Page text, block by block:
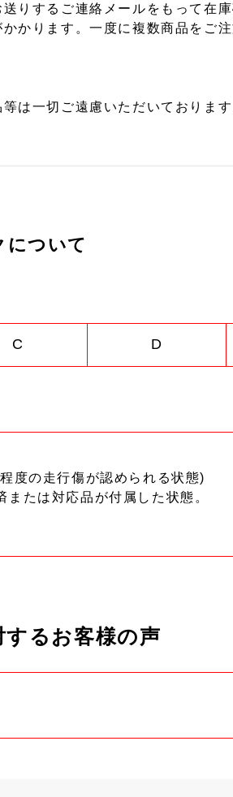
りするご連絡メールをもって在庫
かります。一度に複数商品をご
は一切ご遠慮いただいておりま
について
C D
度の走行傷が認められる状態)
たは対応品が付属した状態。
するお客様の声